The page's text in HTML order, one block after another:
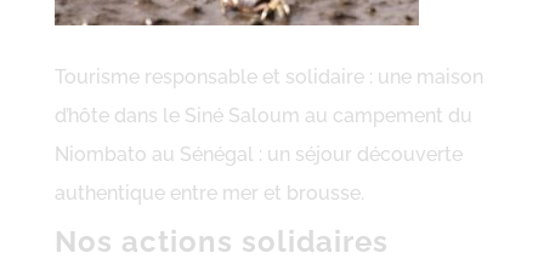
Tourisme responsable et solidaire : une maison
d’hôte dans le Siné Saloum au campement du
Niombato au Sénégal : un séjour découverte
authentique entre mer et brousse.
Nos actions solidaires